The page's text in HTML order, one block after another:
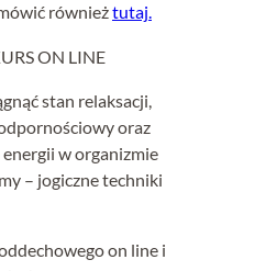
równieżtutaj.
ON LINE
stan relaksacji,
oraz
w organizmie
– jogiczne techniki
on line i